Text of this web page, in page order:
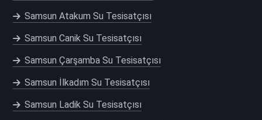
Samsun Atakum Su Tesisatçısı
Samsun Canik Su Tesisatçısı
Samsun Çarşamba Su Tesisatçısı
Samsun İlkadım Su Tesisatçısı
Samsun Ladik Su Tesisatçısı